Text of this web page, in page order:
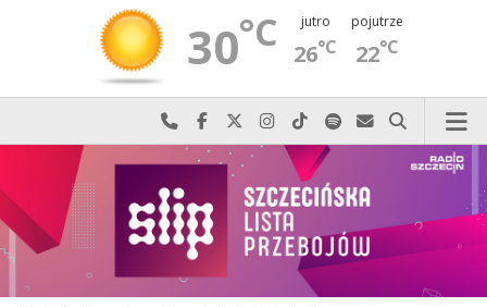
30°C jutro
26°C
pojutrze
22°C
Najlepiej po prostu do nas zadzwoń
Odwiedź nas na Facebook-u
Odwiedź nas na X
Odwiedź nas na Instagram-ie
Odwiedź nas na TikTok-u
Szukaj nas na Spotify
Wyślij do nas
Szukaj